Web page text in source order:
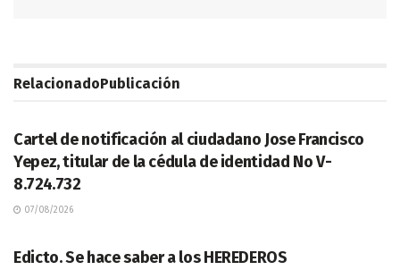
RelacionadoPublicación
Cartel de notificación al ciudadano Jose Francisco
Yepez, titular de la cédula de identidad No V-
8.724.732
07/08/2026
Edicto. Se hace saber a los HEREDEROS